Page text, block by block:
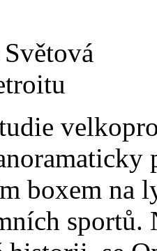
boxem na
sportů.